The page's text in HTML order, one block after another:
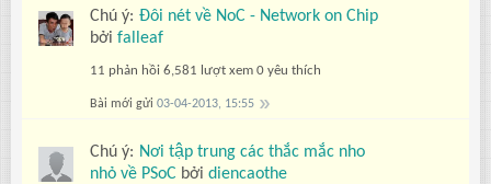
Chú ý: Đôi nét về NoC - Network on Chip
bởi falleaf
11 phản hồi 6,581 lượt xem 0 yêu thích
Bài mới gửi 03-04-2013, 15:55
Chú ý: Nơi tập trung các thắc mắc nho
nhỏ về PSoC bởi diencaothe